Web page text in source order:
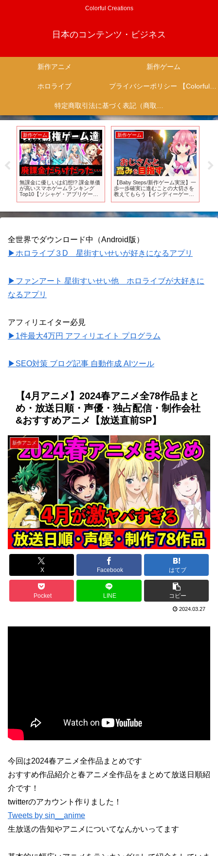
Colorful Creations
日本のコンテンツ・ビジネス
新作アニメ 新作ゲーム
ホロライブ プライバシーポリシー 【Colorful Creation】
特定商取引法に基づく表記（商取引に関する開示）
新作ゲーム
無課金に優しいは幻想!? 課金単価
が高いスマホゲームランキング
Top10【ソシャゲ・アプリゲー
【FGO】
新作ゲーム
【Baby Steps/新作ゲーム実況】一
歩一歩確実に進むことの大切さを
教えてもらう【インディーゲー
全世界でダウンロード中（Android版）
▶ホロライブ３D 星街すいせいが好きになるアプリ
▶ファンアート 星街すいせい他 ホロライブが大好きに
なるアプリ
アフィリエイター必見
▶1件最大4万円 アフィリエイト プログラム
▶SEO対策 ブログ記事 自動作成 AIツール
【4月アニメ】2024春アニメ全78作品まと
め・放送日順・声優・独占配信・制作会社
&おすすめアニメ【放送直前SP】
新作アニメ
X Facebook はてブ
Pocket LINE コピー
2024.03.27
今回は2024春アニメ全作品まとめです
おすすめ作品紹介と春アニメ全作品をまとめて放送日順紹
介です！
twitterのアカウント作りました！
Tweets by sin__anime
生放送の告知やアニメについてなんかいってます